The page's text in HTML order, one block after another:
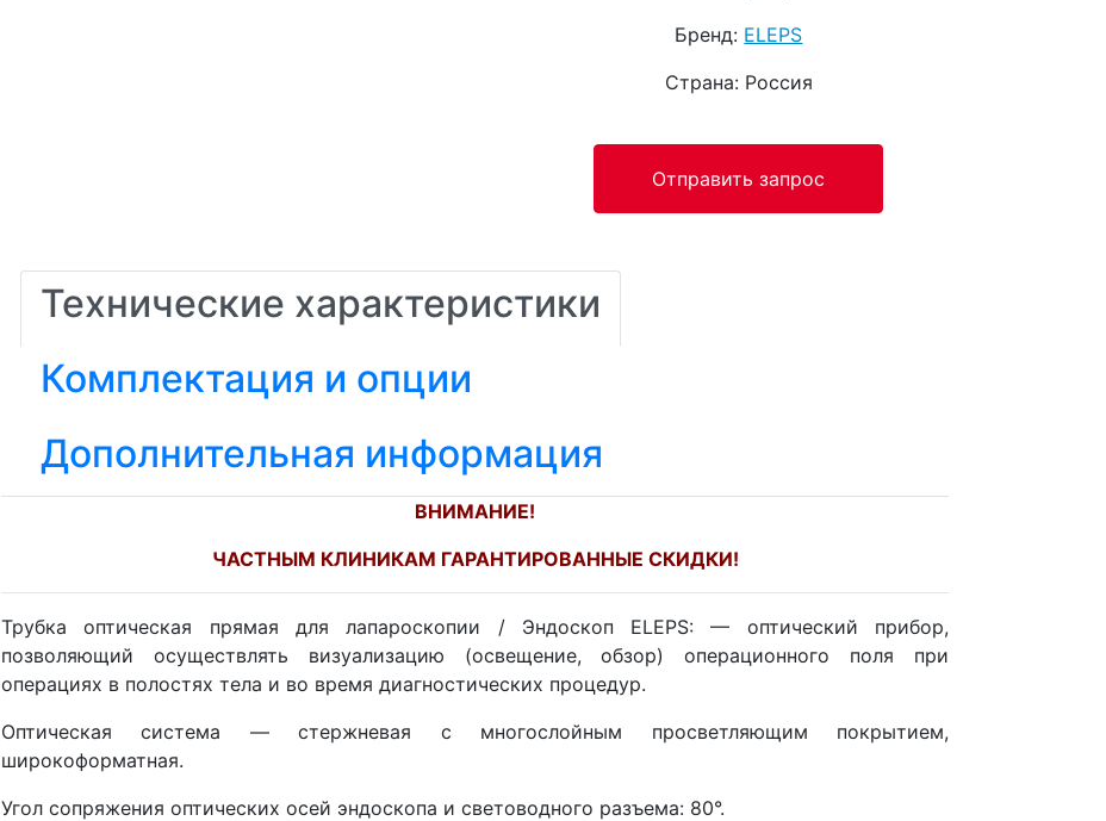
Бренд: ELEPS
Страна: Россия
Отправить запрос
Технические характеристики
Комплектация и опции
Дополнительная информация
ВНИМАНИЕ!
ЧАСТНЫМ КЛИНИКАМ ГАРАНТИРОВАННЫЕ СКИДКИ!
Трубка оптическая прямая для лапароскопии / Эндоскоп ELEPS: — оптический прибор,
позволяющий осуществлять визуализацию (освещение, обзор) операционного поля при
операциях в полостях тела и во время диагностических процедур.
Оптическая система — стержневая с многослойным просветляющим покрытием,
широкоформатная.
Угол сопряжения оптических осей эндоскопа и световодного разъема: 80°.